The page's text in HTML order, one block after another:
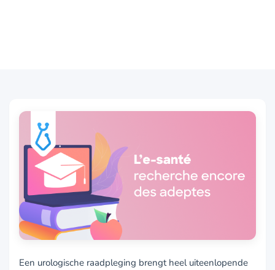
Een urologische raadpleging brengt heel uiteenlopende